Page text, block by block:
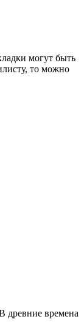
могут быть
то можно
древние времена